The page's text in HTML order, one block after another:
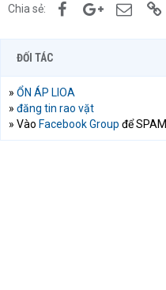
Chia sẻ: FacebookGoogle+Email
ĐỐI TÁC
» ỔN ÁP LIOA
» đăng tin rao vặt
» Vào Facebook Group để SPAM